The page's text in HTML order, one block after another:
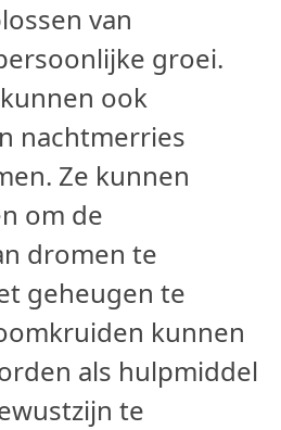
van
groei.
ook
nachtmerries
Ze kunnen
om de
dromen te
geheugen te
kunnen
als hulpmiddel
te